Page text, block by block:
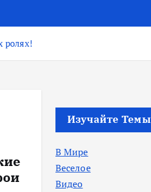
ролях!
Изучайте Темы
В Мире
Веселое
Видео